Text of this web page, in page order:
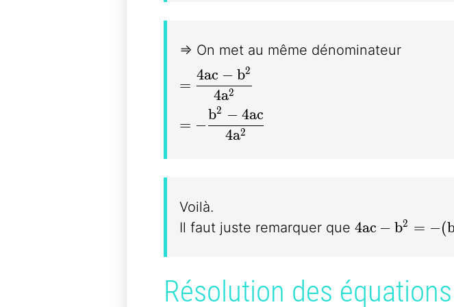
=> On met au même dénominateur
=\dfrac{4ac-b^2}{4a^2}
=
4a2
4ac − b2
= - \dfrac{b^2-4ac}{4a^2}
= −
4a2
b2 − 4ac
Voilà.
Il faut juste remarquer que 4ac-b^2=-
4ac − b2 = −(
Résolution des